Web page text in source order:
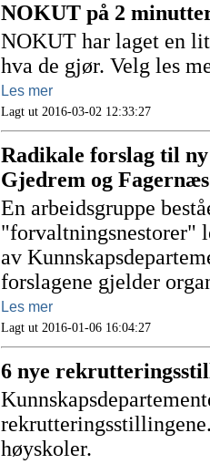
NOKUT på 2
NOKUT har laget en
hva de gjør. Velg les
Les mer
Lagt ut 2016-03-02 12:33:27
Radikale forslag til
Gjedrem og Fagernæs
En arbeidsgruppe
"forvaltningsnestorer"
av
forslagene gjelder
Les mer
Lagt ut 2016-01-06 16:04:27
6 nye
høyskoler.